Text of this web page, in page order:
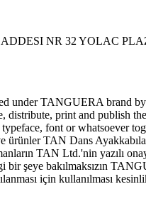
NR 32 YOLAC
under TANGUERA brand
distribute, print and publish
font or whatsoever
ürünler TAN Dans
TAN Ltd.'nin yazılı
bir şeye bakılmaksızın
için kullanılması